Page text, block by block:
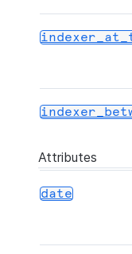
mean (*[,
Attributes
date